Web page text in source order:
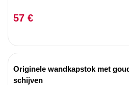
57 €
Originele wandkapstok met
schijven